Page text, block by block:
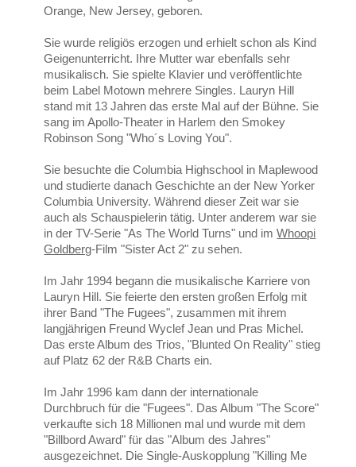
Orange, New Jersey, geboren.
Sie wurde religiös erzogen und erhielt schon als Kind
Geigenunterricht. Ihre Mutter war ebenfalls sehr
musikalisch. Sie spielte Klavier und veröffentlichte
beim Label Motown mehrere Singles. Lauryn Hill
stand mit 13 Jahren das erste Mal auf der Bühne. Sie
sang im Apollo-Theater in Harlem den Smokey
Robinson Song "Who´s Loving You".
Sie besuchte die Columbia Highschool in Maplewood
und studierte danach Geschichte an der New Yorker
Columbia University. Während dieser Zeit war sie
auch als Schauspielerin tätig. Unter anderem war sie
in der TV-Serie "As The World Turns" und imWhoopi
Goldberg-Film "Sister Act 2" zu sehen.
Im Jahr 1994 begann die musikalische Karriere von
Lauryn Hill. Sie feierte den ersten großen Erfolg mit
ihrer Band "The Fugees", zusammen mit ihrem
langjährigen Freund Wyclef Jean und Pras Michel.
Das erste Album des Trios, "Blunted On Reality" stieg
auf Platz 62 der R&B Charts ein.
Im Jahr 1996 kam dann der internationale
Durchbruch für die "Fugees". Das Album "The Score"
verkaufte sich 18 Millionen mal und wurde mit dem
"Billbord Award" für das "Album des Jahres"
ausgezeichnet. Die Single-Auskopplung "Killing Me